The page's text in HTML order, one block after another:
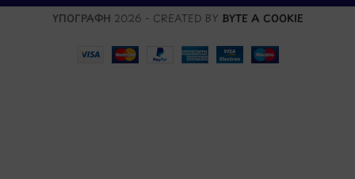
ΥΠΟΓΡΑΦΗ 2026 - CREATED BY BYTE A COOKIE